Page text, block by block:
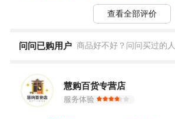
查看全部评价
问问已购用户 商品好不好？问问买过的人
慧购百货专营店
服务体验